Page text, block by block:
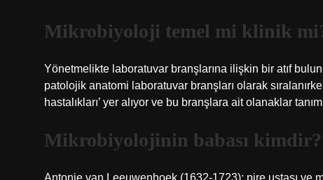
Mikrobiyoloji temel mi klinik
Yönetmelikte laboratuvar branşlarına ilişkin bir atıf
patolojik anatomi laboratuvar branşları olarak
hastalıkları’ yer alıyor ve bu branşlara ait olanaklar
Mikrobiyolojinin babası kimdir?
Antonie van Leeuwenhoek (1632-1723): pire ustası ve